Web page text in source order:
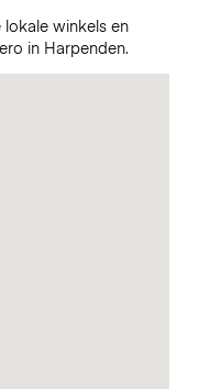
lokale winkels en
in Harpenden.